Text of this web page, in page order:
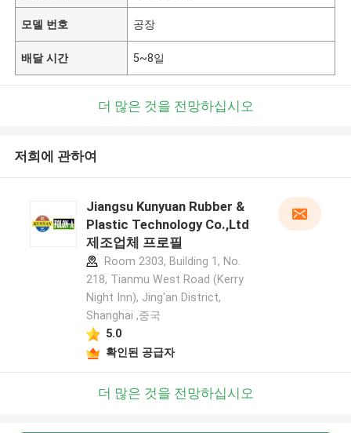
모델 번호 공장
배달 시간 5~8일
더 많은 것을 전망하십시오
저희에 관하여
Jiangsu Kunyuan Rubber &
Plastic Technology Co.,Ltd
제조업체 프로필
Room 2303, Building 1, No.
218, Tianmu West Road (Kerry
Night Inn), Jing'an District,
Shanghai ,중국
5.0
확인된 공급자
더 많은 것을 전망하십시오